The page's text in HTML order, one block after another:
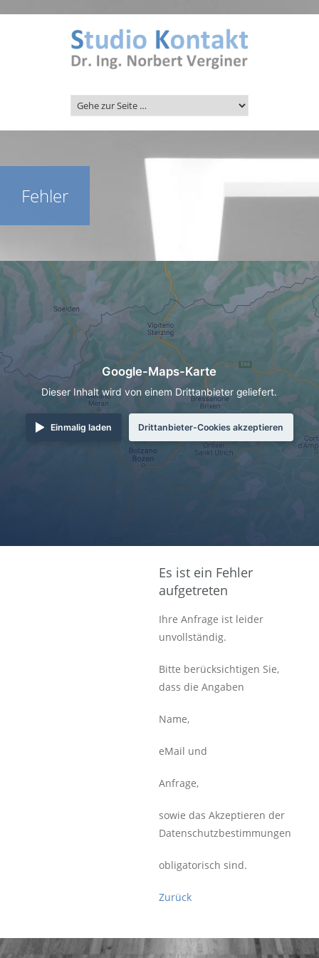
Fehler
Google-Maps-Karte
Dieser Inhalt wird von einem Drittanbieter geliefert.
Einmalig laden Drittanbieter-Cookies akzeptieren
Es ist ein Fehler
aufgetreten
Ihre Anfrage ist leider
unvollständig.
Bitte berücksichtigen Sie,
dass die Angaben
Name,
eMail und
Anfrage,
sowie das Akzeptieren der
Datenschutzbestimmungen
obligatorisch sind.
Zurück